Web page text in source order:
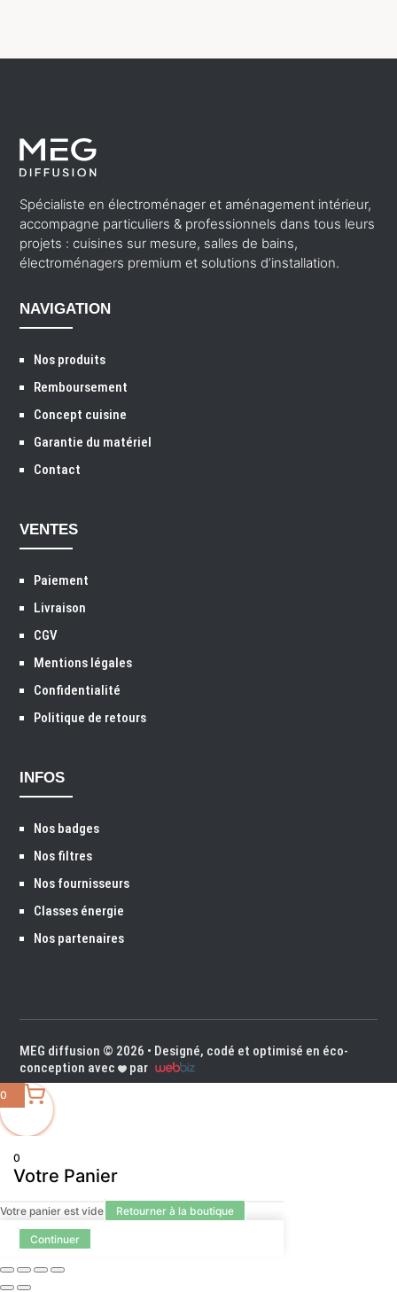
Spécialiste en électroménager et aménagement intérieur,
accompagne particuliers & professionnels dans tous leurs
projets : cuisines sur mesure, salles de bains,
électroménagers premium et solutions d’installation.
NAVIGATION
Nos produits
Remboursement
Concept cuisine
Garantie du matériel
Contact
VENTES
Paiement
Livraison
CGV
Mentions légales
Confidentialité
Politique de retours
INFOS
Nos badges
Nos filtres
Nos fournisseurs
Classes énergie
Nos partenaires
MEG diffusion © 2026 • Designé, codé et optimisé en éco-
conception avec
par
0
0
Votre Panier
Votre panier est vide Retourner à la boutique
Continuer